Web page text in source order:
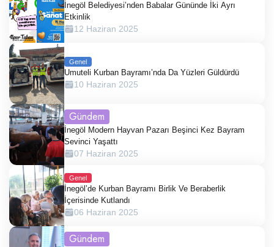
İnegöl Belediyesi’nden Babalar Gününde İki Ayrı
Etkinlik
12 Haziran 2025
Genel
Umuteli Kurban Bayramı’nda Da Yüzleri Güldürdü
10 Haziran 2025
Gündem
İnegöl Modern Hayvan Pazarı Beşinci Kez Bayram
Sevinci Yaşattı
07 Haziran 2025
Genel
İnegöl’de Kurban Bayramı Birlik Ve Beraberlik
İçerisinde Kutlandı
06 Haziran 2025
Gündem